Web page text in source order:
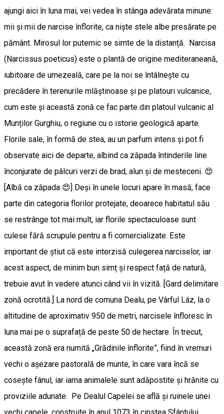
ajungi aici în luna mai, vei vedea în stânga adevărata minune:
mii și mii de narcise înflorite, ca niște stele albe presărate pe
pământ. Mirosul lor puternic se simte de la distanță. Narcisa
(Narcissus poeticus) este o plantă de origine mediteraneană,
iubitoare de umezeală, care pe la noi se întâlnește cu
precădere în terenurile mlăștinoase și pe platouri vulcanice,
cum este și această zonă ce fac parte din platoul vulcanic al
Munților Gurghiu, o regiune cu o istorie geologică aparte.
Florile sale, în formă de stea, au un parfum intens și pot fi
observate aici de departe, albind ca zăpada întinderile line
înconjurate de pâlcuri verzi de brad, alun și de mesteceni. 😍
[Albă ca zăpada 😍] Deși în unele locuri apare în masă, face
parte din categoria florilor protejate, deoarece habitatul său
se restrânge tot mai mult, iar florile spectaculoase sunt
culese fără scrupule pentru a fi comercializate. Este
important de știut că este interzisă culegerea narciselor, iar
acest aspect, de minim bun simț și respect față de natură,
trebuie avut în vedere atunci când vii în vizită. [Gard delimitare
zonă ocrotită.] La nord de comuna Dealu, pe Vârful Láz, la o
altitudine de aproximativ 950 de metri, narcisele înfloresc în
luna mai pe o suprafață de peste 50 de hectare. În trecut,
această zonă era numită „Grădinile înflorite”, fiind în vremuri
vechi o așezare pastorală de munte, în care vara încă se
cosește fânul, iar iarna animalele sunt adăpostite și hrănite cu
proviziile adunate. Pe Dealul Capelei se află și ruinele unei